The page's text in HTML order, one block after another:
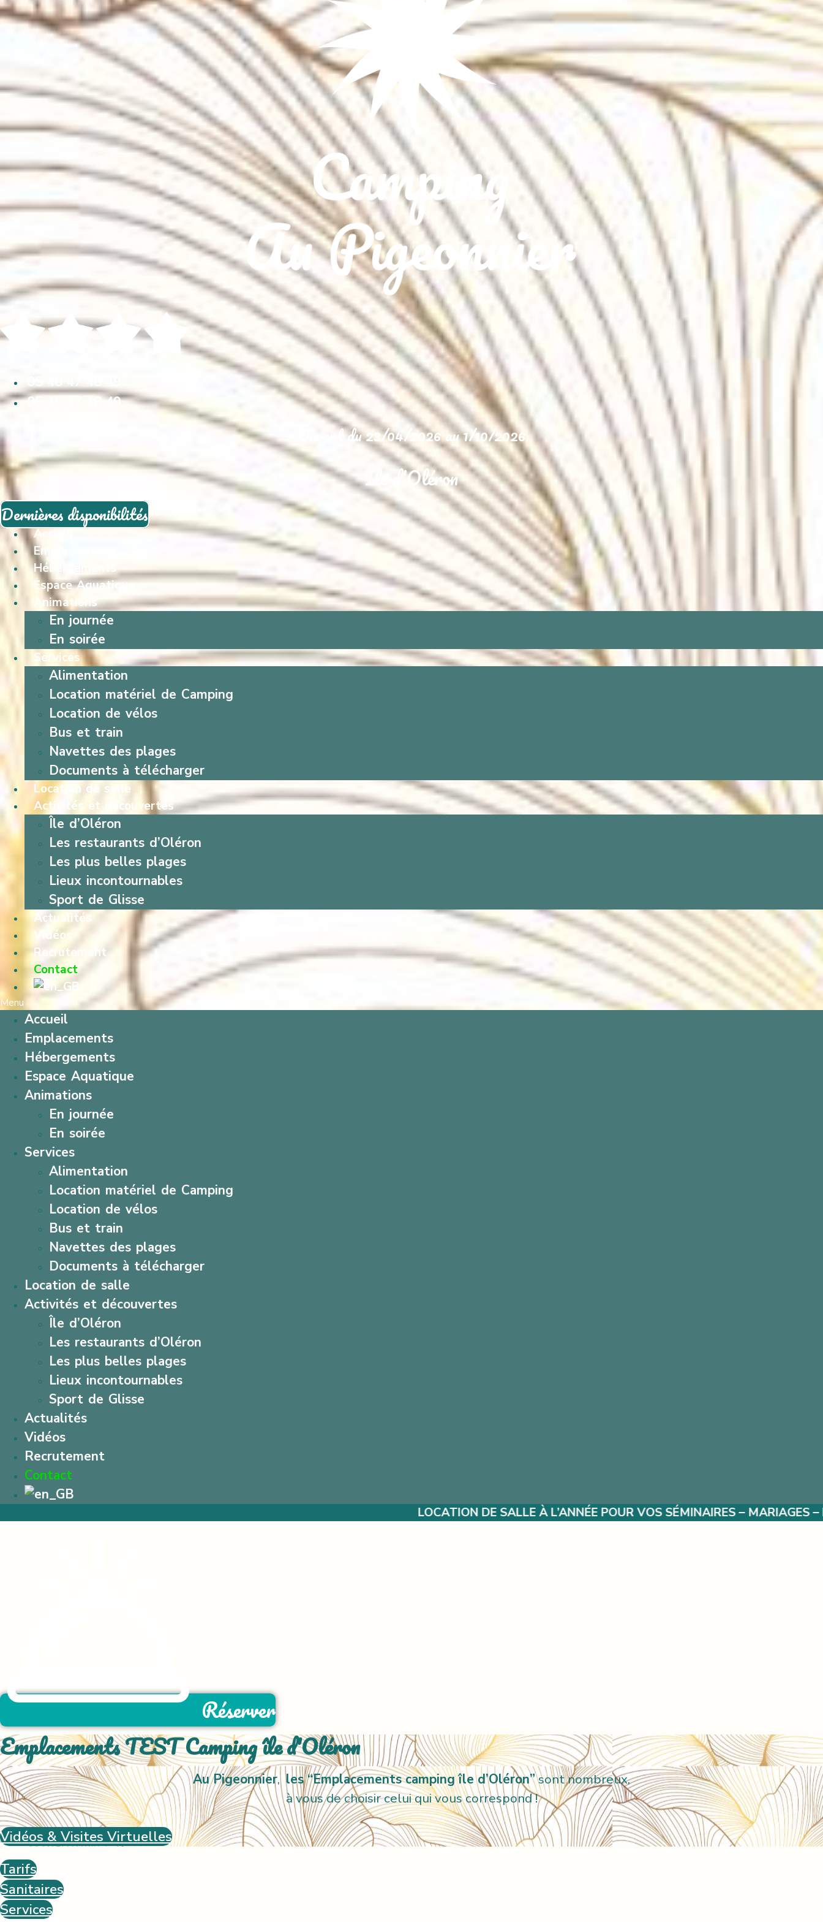
05 46 47 48 49
05 46 47 48 49
Ouvert du 23/04/2026 au 1/10/2026
Île d'Oléron
Dernières disponibilités
Accueil
Emplacements
Hébergements
Espace Aquatique
Animations
En journée
En soirée
Services
Alimentation
Location matériel de Camping
Location de vélos
Bus et train
Navettes des plages
Documents à télécharger
Location de salle
Activités et découvertes
Île d’Oléron
Les restaurants d’Oléron
Les plus belles plages
Lieux incontournables
Sport de Glisse
Actualités
Vidéos
Recrutement
Contact
Menu
Accueil
Emplacements
Hébergements
Espace Aquatique
Animations
En journée
En soirée
Services
Alimentation
Location matériel de Camping
Location de vélos
Bus et train
Navettes des plages
Documents à télécharger
Location de salle
Activités et découvertes
Île d’Oléron
Les restaurants d’Oléron
Les plus belles plages
Lieux incontournables
Sport de Glisse
Actualités
Vidéos
Recrutement
Contact
LOCATION DE SALLE À L’ANNÉE POUR VOS SÉMINAIRES – MARIAGES – ÉVÈNEMENTS
Réserver
Emplacements TEST Camping île d'Oléron
Au Pigeonnier,les “Emplacements camping île d’Oléron”sont nombreux,
à vous de choisir celui qui vous correspond !
Vidéos & Visites Virtuelles
Tarifs
Sanitaires
Services